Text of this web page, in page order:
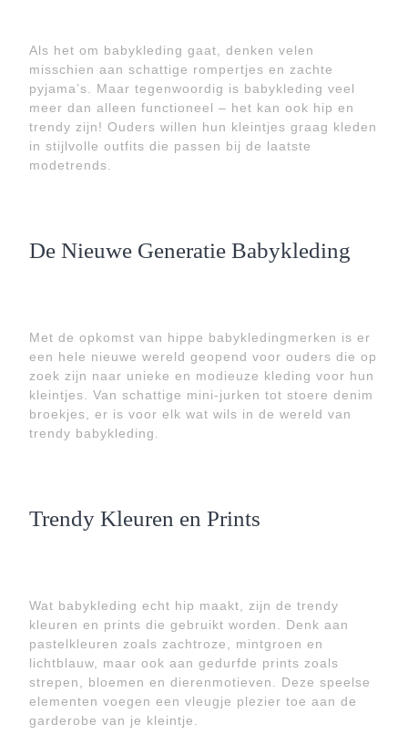
Als het om babykleding gaat, denken velen
misschien aan schattige rompertjes en zachte
pyjama’s. Maar tegenwoordig is babykleding veel
meer dan alleen functioneel – het kan ook hip en
trendy zijn! Ouders willen hun kleintjes graag kleden
in stijlvolle outfits die passen bij de laatste
modetrends.
De Nieuwe Generatie Babykleding
Met de opkomst van hippe babykledingmerken is er
een hele nieuwe wereld geopend voor ouders die op
zoek zijn naar unieke en modieuze kleding voor hun
kleintjes. Van schattige mini-jurken tot stoere denim
broekjes, er is voor elk wat wils in de wereld van
trendy babykleding.
Trendy Kleuren en Prints
Wat babykleding echt hip maakt, zijn de trendy
kleuren en prints die gebruikt worden. Denk aan
pastelkleuren zoals zachtroze, mintgroen en
lichtblauw, maar ook aan gedurfde prints zoals
strepen, bloemen en dierenmotieven. Deze speelse
elementen voegen een vleugje plezier toe aan de
garderobe van je kleintje.